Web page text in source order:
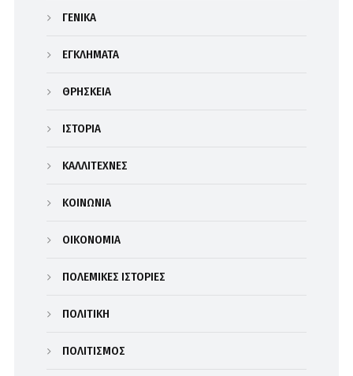
ΓΕΝΙΚΑ
ΕΓΚΛΗΜΑΤΑ
ΘΡΗΣΚΕΙΑ
ΙΣΤΟΡΙΑ
ΚΑΛΛΙΤΕΧΝΕΣ
ΚΟΙΝΩΝΙΑ
ΟΙΚΟΝΟΜΙΑ
ΠΟΛΕΜΙΚΕΣ ΙΣΤΟΡΙΕΣ
ΠΟΛΙΤΙΚΗ
ΠΟΛΙΤΙΣΜΟΣ